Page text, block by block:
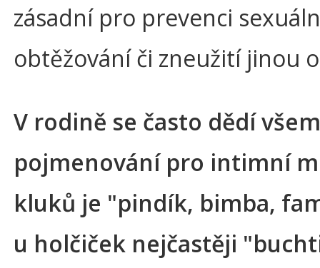
zásadní pro prevenci
obtěžování či zneužití jinou
V rodině se často dědí
pojmenování pro intimní
kluků je "pindík, bimba,
u holčiček nejčastěji